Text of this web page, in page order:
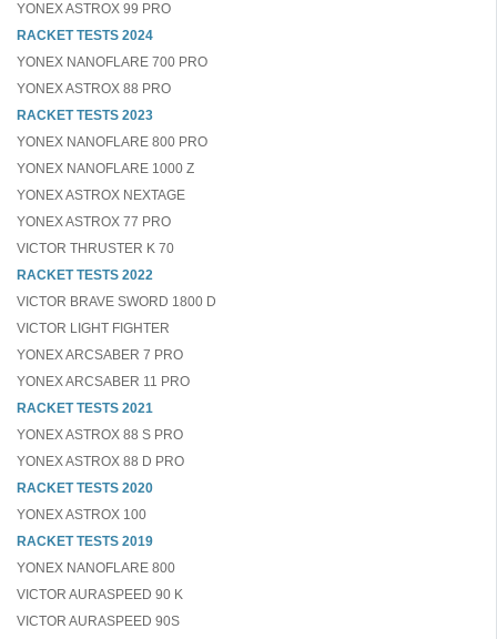
YONEX ASTROX 99 PRO
RACKET TESTS 2024
YONEX NANOFLARE 700 PRO
YONEX ASTROX 88 PRO
RACKET TESTS 2023
YONEX NANOFLARE 800 PRO
YONEX NANOFLARE 1000 Z
YONEX ASTROX NEXTAGE
YONEX ASTROX 77 PRO
VICTOR THRUSTER K 70
RACKET TESTS 2022
VICTOR BRAVE SWORD 1800 D
VICTOR LIGHT FIGHTER
YONEX ARCSABER 7 PRO
YONEX ARCSABER 11 PRO
RACKET TESTS 2021
YONEX ASTROX 88 S PRO
YONEX ASTROX 88 D PRO
RACKET TESTS 2020
YONEX ASTROX 100
RACKET TESTS 2019
YONEX NANOFLARE 800
VICTOR AURASPEED 90 K
VICTOR AURASPEED 90S